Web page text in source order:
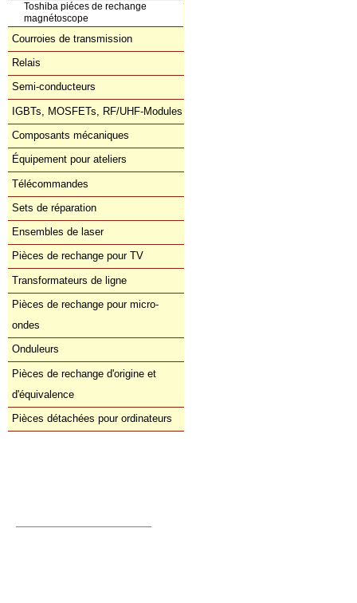
Toshiba piéces de rechange
magnétoscope
Courroies de transmission
Relais
Semi-conducteurs
IGBTs, MOSFETs, RF/UHF-Modules
Composants mécaniques
Équipement pour ateliers
Télécommandes
Sets de réparation
Ensembles de laser
Pièces de rechange pour TV
Transformateurs de ligne
Pièces de rechange pour micro-
ondes
Onduleurs
Pièces de rechange d'origine et
d'équivalence
Pièces détachées pour ordinateurs